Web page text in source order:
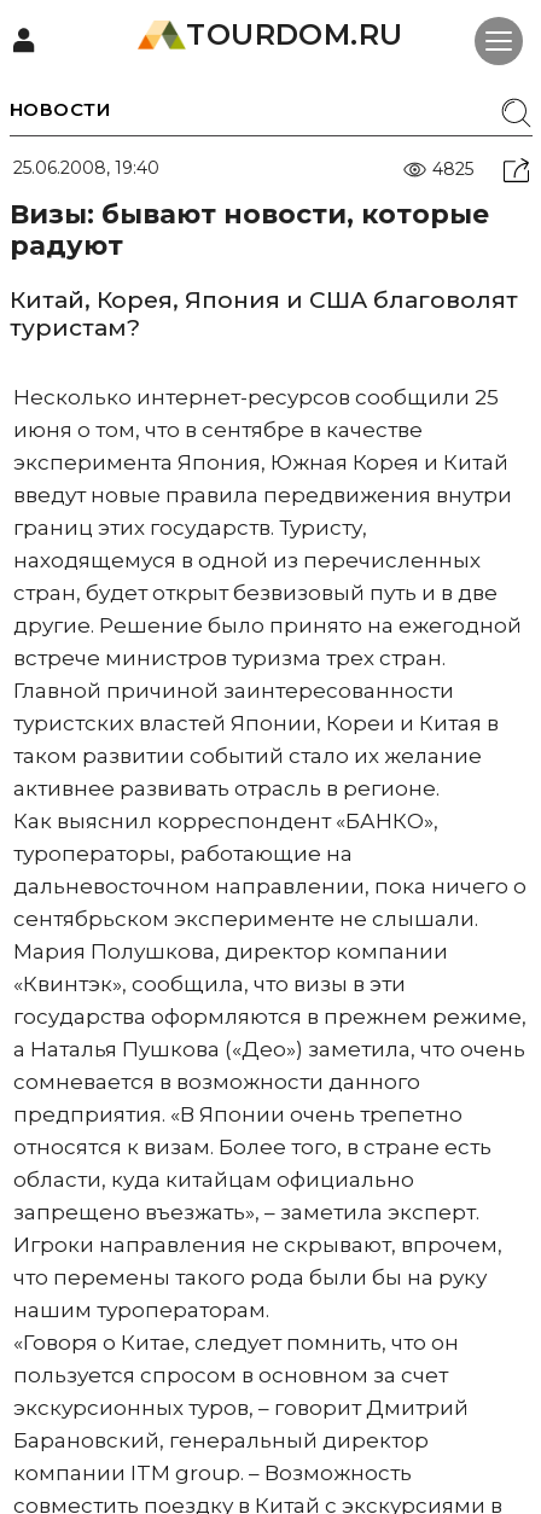
TOURDOM.RU
НОВОСТИ
25.06.2008, 19:40 4825
Визы: бывают новости, которые
радуют
Китай, Корея, Япония и США благоволят
туристам?
Несколько интернет-ресурсов сообщили 25
июня о том, что в сентябре в качестве
эксперимента Япония, Южная Корея и Китай
введут новые правила передвижения внутри
границ этих государств. Туристу,
находящемуся в одной из перечисленных
стран, будет открыт безвизовый путь и в две
другие. Решение было принято на ежегодной
встрече министров туризма трех стран.
Главной причиной заинтересованности
туристских властей Японии, Кореи и Китая в
таком развитии событий стало их желание
активнее развивать отрасль в регионе.
Как выяснил корреспондент «БАНКО»,
туроператоры, работающие на
дальневосточном направлении, пока ничего о
сентябрьском эксперименте не слышали.
Мария Полушкова, директор компании
«Квинтэк», сообщила, что визы в эти
государства оформляются в прежнем режиме,
а Наталья Пушкова («Део») заметила, что очень
сомневается в возможности данного
предприятия. «В Японии очень трепетно
относятся к визам. Более того, в стране есть
области, куда китайцам официально
запрещено въезжать», – заметила эксперт.
Игроки направления не скрывают, впрочем,
что перемены такого рода были бы на руку
нашим туроператорам.
«Говоря о Китае, следует помнить, что он
пользуется спросом в основном за счет
экскурсионных туров, – говорит Дмитрий
Барановский, генеральный директор
компании ITM group. – Возможность
совместить поездку в Китай с экскурсиями в